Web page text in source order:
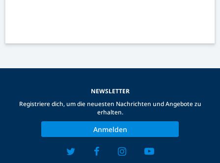
NEWSLETTER
Registriere dich, um die neuesten Nachrichten und Angebote zu
erhalten.
Anmelden